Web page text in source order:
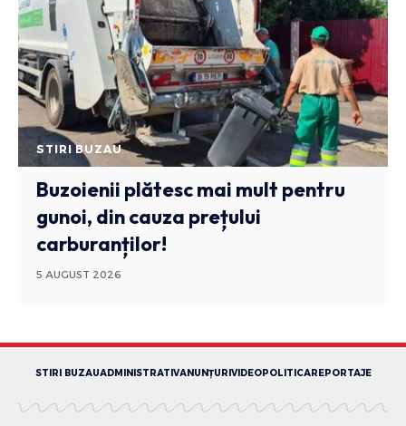
STIRI BUZAU
Buzoienii plătesc mai mult pentru
gunoi, din cauza prețului
carburanților!
5 AUGUST 2026
STIRI BUZAUADMINISTRATIVANUNȚURIVIDEOPOLITICAREPORTAJE